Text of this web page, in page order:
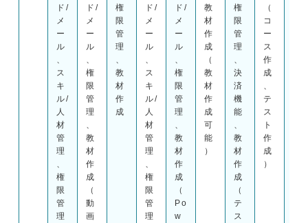
ド/
メ
ー
ル
ス
キ
ル/
人
材
管
理
権
限
管
理
ド/
メ
ー
ル
権
限
管
理
教
材
作
成
（
動
画
権
限
管
理
教
材
作
成
ド/
メ
ー
ル
ス
キ
ル/
人
材
管
理
権
限
管
理
ド/
メ
ー
ル
権
限
管
理
教
材
作
成
（
Po
w
教
材
作
成
（
教
材
作
成
可
能
）
権
限
管
理
決
済
機
能
教
材
作
成
（
テ
ス
（
コ
ー
ス
作
成
テ
ス
ト
作
成
）